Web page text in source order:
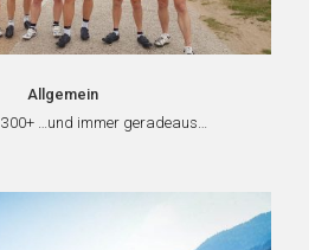
Allgemein
…und immer geradeaus…